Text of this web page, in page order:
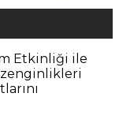
Etkinliği ile